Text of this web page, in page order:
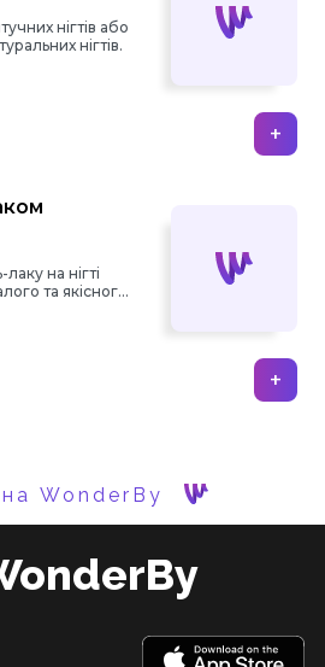
нігтів або
нігтів.
+
на нігті
та якісного
+
WonderBy